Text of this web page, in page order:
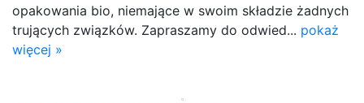
opakowania bio, niemające w swoim składzie żadnych
trujących związków. Zapraszamy do odwied... pokaż
więcej »